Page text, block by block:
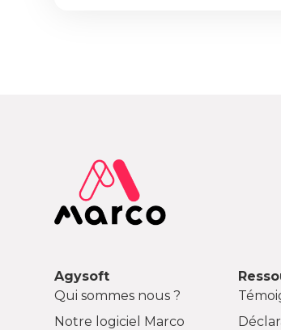
Agysoft
Qui sommes nous ?
Notre logiciel Marco